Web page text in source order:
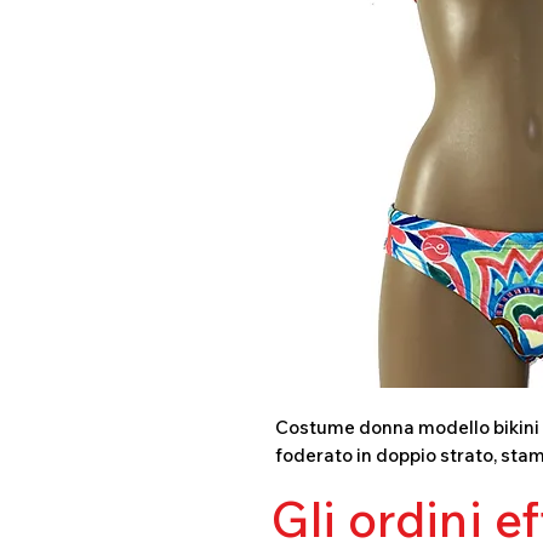
Costume donna modello
foderato in doppio strato,
Gli ordini